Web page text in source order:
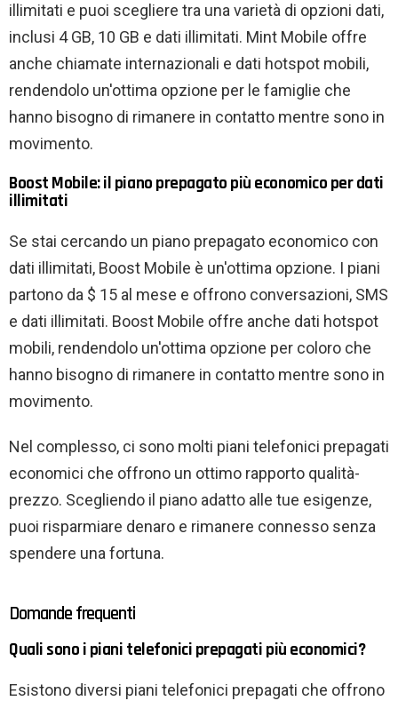
illimitati e puoi scegliere tra una varietà di opzioni dati,
inclusi 4 GB, 10 GB e dati illimitati. Mint Mobile offre
anche chiamate internazionali e dati hotspot mobili,
rendendolo un'ottima opzione per le famiglie che
hanno bisogno di rimanere in contatto mentre sono in
movimento.
Boost Mobile: il piano prepagato più economico per dati
illimitati
Se stai cercando un piano prepagato economico con
dati illimitati, Boost Mobile è un'ottima opzione. I piani
partono da $ 15 al mese e offrono conversazioni, SMS
e dati illimitati. Boost Mobile offre anche dati hotspot
mobili, rendendolo un'ottima opzione per coloro che
hanno bisogno di rimanere in contatto mentre sono in
movimento.
Nel complesso, ci sono molti piani telefonici prepagati
economici che offrono un ottimo rapporto qualità-
prezzo. Scegliendo il piano adatto alle tue esigenze,
puoi risparmiare denaro e rimanere connesso senza
spendere una fortuna.
Domande frequenti
Quali sono i piani telefonici prepagati più economici?
Esistono diversi piani telefonici prepagati che offrono